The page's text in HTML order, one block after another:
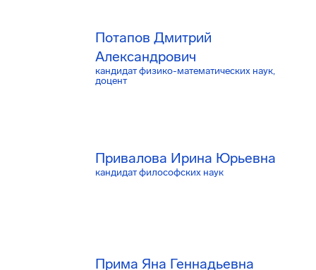
Потапов Дмитрий
Александрович
кандидат физико-математических наук,
доцент
Привалова Ирина Юрьевна
кандидат философских наук
Прима Яна Геннадьевна